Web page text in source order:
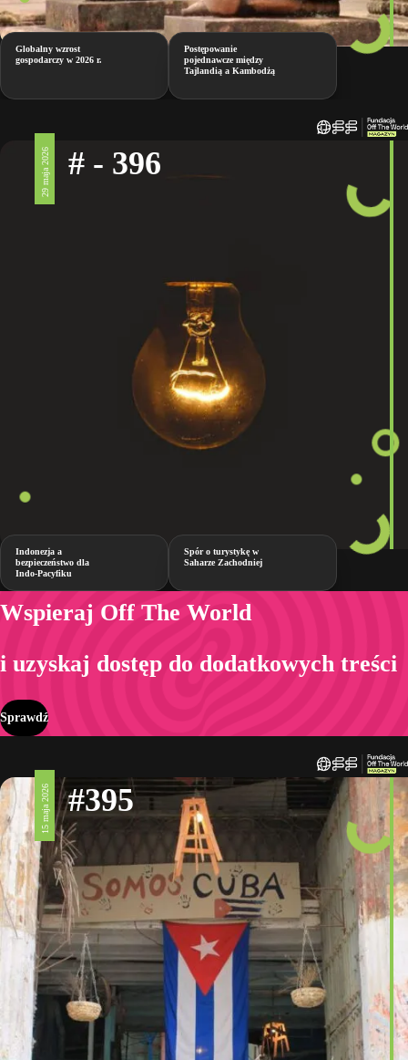
Globalny wzrost
gospodarczy w 2026 r.
Postępowanie
pojednawcze między
Tajlandią a Kambodżą
29 maja 2026 # - 396
Indonezja a
bezpieczeństwo dla
Indo-Pacyfiku
Spór o turystykę w
Saharze Zachodniej
Wspieraj Off The World
i uzyskaj dostęp do dodatkowych treści
Sprawdź
15 maja 2026 #395